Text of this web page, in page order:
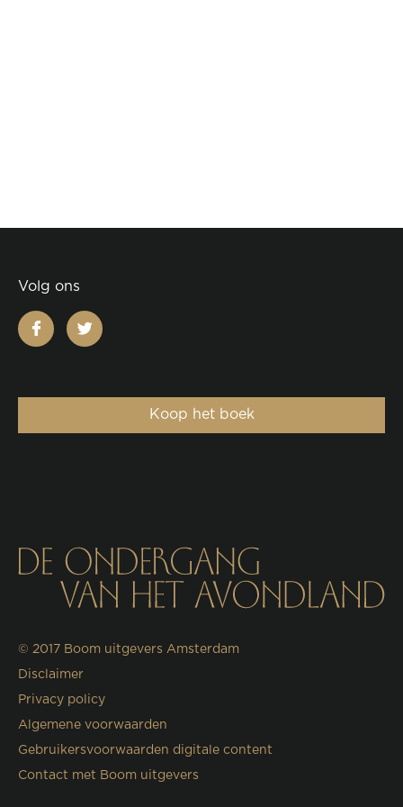
Volg ons
facebooktwitter
Koop het boek
© 2017 Boom uitgevers Amsterdam
Disclaimer
Privacy policy
Algemene voorwaarden
Gebruikersvoorwaarden digitale content
Contact met Boom uitgevers